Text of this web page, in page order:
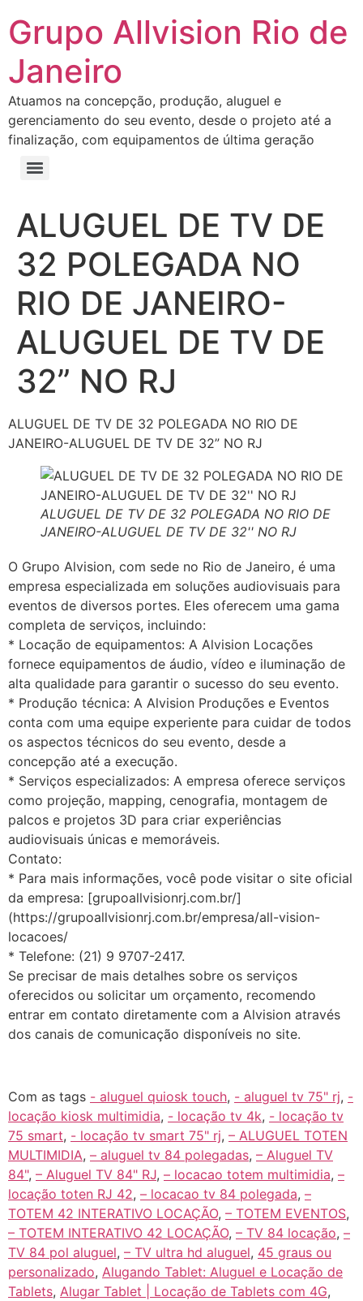
Grupo Allvision Rio de
Janeiro
Atuamos na concepção, produção, aluguel e
gerenciamento do seu evento, desde o projeto até a
finalização, com equipamentos de última geração
ALUGUEL DE TV DE
32 POLEGADA NO
RIO DE JANEIRO-
ALUGUEL DE TV DE
32” NO RJ
ALUGUEL DE TV DE 32 POLEGADA NO RIO DE
JANEIRO-ALUGUEL DE TV DE 32” NO RJ
ALUGUEL DE TV DE 32 POLEGADA NO RIO DE
JANEIRO-ALUGUEL DE TV DE 32'' NO RJ
O Grupo Alvision, com sede no Rio de Janeiro, é uma
empresa especializada em soluções audiovisuais para
eventos de diversos portes. Eles oferecem uma gama
completa de serviços, incluindo:
* Locação de equipamentos: A Alvision Locações
fornece equipamentos de áudio, vídeo e iluminação de
alta qualidade para garantir o sucesso do seu evento.
* Produção técnica: A Alvision Produções e Eventos
conta com uma equipe experiente para cuidar de todos
os aspectos técnicos do seu evento, desde a
concepção até a execução.
* Serviços especializados: A empresa oferece serviços
como projeção, mapping, cenografia, montagem de
palcos e projetos 3D para criar experiências
audiovisuais únicas e memoráveis.
Contato:
* Para mais informações, você pode visitar o site oficial
da empresa: [grupoallvisionrj.com.br/]
(https://grupoallvisionrj.com.br/empresa/all-vision-
locacoes/
* Telefone: (21) 9 9707-2417.
Se precisar de mais detalhes sobre os serviços
oferecidos ou solicitar um orçamento, recomendo
entrar em contato diretamente com a Alvision através
dos canais de comunicação disponíveis no site.
Com as tags - aluguel quiosk touch, - aluguel tv 75" rj, -
locação kiosk multimidia, - locação tv 4k, - locação tv
75 smart, - locação tv smart 75" rj, – ALUGUEL TOTEN
MULTIMIDIA, – aluguel tv 84 polegadas, – Aluguel TV
84", – Aluguel TV 84" RJ, – locacao totem multimidia, –
locação toten RJ 42, – locacao tv 84 polegada, –
TOTEM 42 INTERATIVO LOCAÇÃO, – TOTEM EVENTOS,
– TOTEM INTERATIVO 42 LOCAÇÃO, – TV 84 locação, –
TV 84 pol aluguel, – TV ultra hd aluguel, 45 graus ou
personalizado, Alugando Tablet: Aluguel e Locação de
Tablets, Alugar Tablet | Locação de Tablets com 4G,